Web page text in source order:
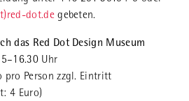
dot.degebeten.
das Red Dot Design Museum
Uhr
pro Person zzgl. Eintritt
4 Euro)